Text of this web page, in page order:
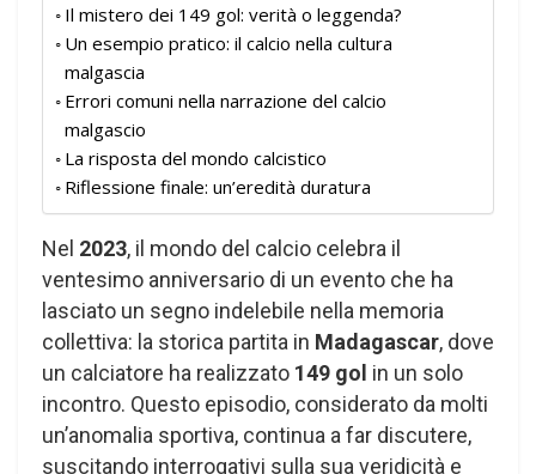
Il mistero dei 149 gol: verità o leggenda?
Un esempio pratico: il calcio nella cultura
malgascia
Errori comuni nella narrazione del calcio
malgascio
La risposta del mondo calcistico
Riflessione finale: un’eredità duratura
Nel 2023, il mondo del calcio celebra il
ventesimo anniversario di un evento che ha
lasciato un segno indelebile nella memoria
collettiva: la storica partita in Madagascar, dove
un calciatore ha realizzato 149 gol in un solo
incontro. Questo episodio, considerato da molti
un’anomalia sportiva, continua a far discutere,
suscitando interrogativi sulla sua veridicità e